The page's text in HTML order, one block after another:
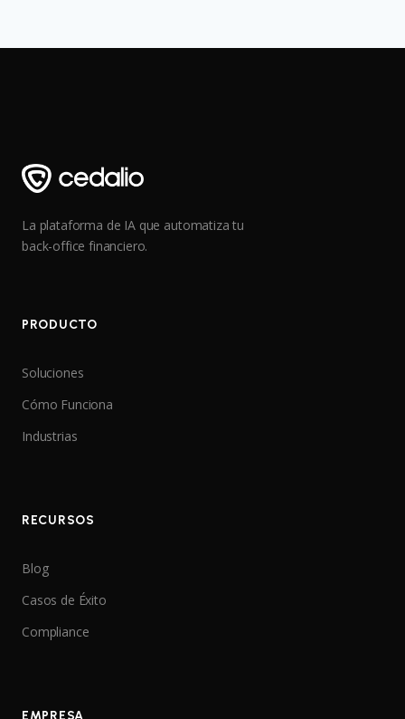
La plataforma de IA que automatiza tu
back-office financiero.
PRODUCTO
Soluciones
Cómo Funciona
Industrias
RECURSOS
Blog
Casos de Éxito
Compliance
EMPRESA